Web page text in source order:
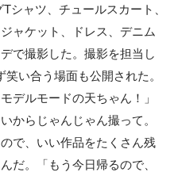
シャツ、チュールスカート、
ャケット、ドレス、デニム
で撮影した。撮影を担当し
い合う場面も公開された。
デルモードの天ちゃん！」
からじゃんじゃん撮って。
で、いい作品をたくさん残
だ。「もう今日帰るので、